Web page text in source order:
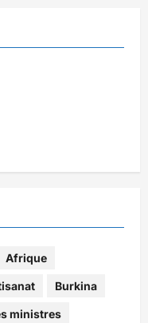
Afrique
Burkina
ministres